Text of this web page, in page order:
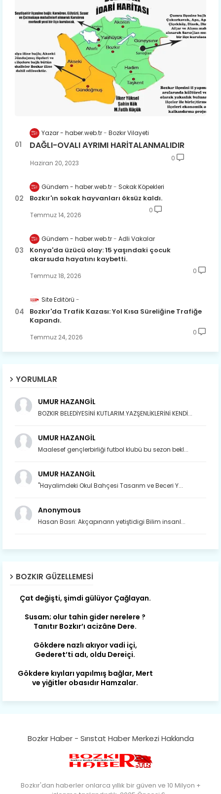
Yazar - haber.web.tr Bozkır Vilayeti
DAĞLI-OVALI AYRIMI HARİTALANMALIDIR
Haziran 20, 2023
0
Gündem - haber.web.tr Sokak Köpekleri
Bozkır'ın sokak hayvanları öksüz kaldı.
Temmuz 14, 2026
0
Gündem - haber.web.tr Adli Vakalar
Konya'da üzücü olay: 15 yaşındaki çocuk
akarsuda hayatını kaybetti.
Temmuz 18, 2026
0
Site Editörü
Bozkır'da Trafik Kazası: Yol Kısa Süreliğine Trafiğe
Kapandı.
Temmuz 24, 2026
0
YORUMLAR
UMUR HAZANGİL
BOZKIR BELEDİYESİNİ KUTLARIM.YAZŞENLİKLERİNİ KENDİ...
UMUR HAZANGİL
Maalesef gençlerbirliği futbol klubü bu sezon bekl...
UMUR HAZANGİL
"Hayalimdeki Okul Bahçesi Tasarım ve Beceri Y...
Anonymous
Hasan Basri: Akçapınarın yetiştidigi Bilim insanl...
BOZKIR GÜZELLEMESI
Son yıllarda orda yok artık ağlayan,
Tanıtır Bozkır’ı acizâne Dere.
Gederet’ti adı, oldu Dereiçi.
ve yiğitler obasıdır Hamzalar.
Meyre değişerek olmuş Harmanpınar.
kan, Bunlarla kasaba olmuş Sarıoğlan.
yorgun. Şehit Berâtlı, halkı yiğit genç
Bozkır Haber - Sırıstat Haber Merkezi Hakkında
Bozkır'dan haberler onlarca yıllık bir güven ve 10 Milyon +